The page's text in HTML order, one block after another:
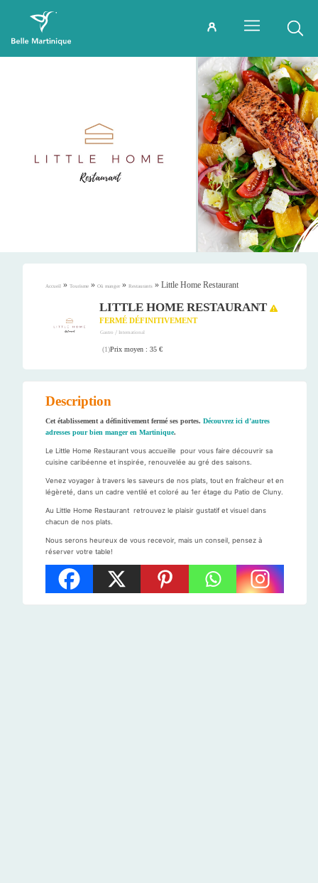
Accueil » Tourisme » Où manger » Restaurants » Little Home Restaurant
LITTLE HOME RESTAURANT
FERMÉ DÉFINITIVEMENT
Gastro / International
(1)Prix moyen : 35 €
Description
Cet établissement a définitivement fermé ses portes. Découvrez ici d’autres
adresses pour bien manger en Martinique.
Le Little Home Restaurant vous accueille pour vous faire découvrir sa
cuisine caribéenne et inspirée, renouvelée au gré des saisons.
Venez voyager à travers les saveurs de nos plats, tout en fraîcheur et en
légèreté, dans un cadre ventilé et coloré au 1er étage du Patio de Cluny.
Au Little Home Restaurant retrouvez le plaisir gustatif et visuel dans
chacun de nos plats.
Nous serons heureux de vous recevoir, mais un conseil, pensez à
réserver votre table!